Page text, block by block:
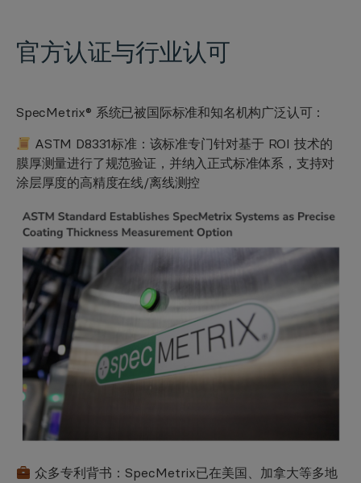
官方认证与行业认可
SpecMetrix® 系统已被国际标准和知名机构广泛认可：
ASTM D8331标准：该标准专门针对基于 ROI 技术的
膜厚测量进行了规范验证，并纳入正式标准体系，支持对
涂层厚度的高精度在线/离线测控
众多专利背书：SpecMetrix已在美国、加拿大等多地